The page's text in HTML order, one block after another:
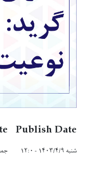
Publish Date
شنبه ۱۴۰۳/۴/۹ - ۱۲:۰ جمعه